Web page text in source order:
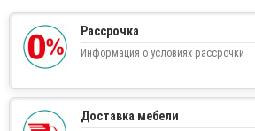
Рассрочка
Информация о условиях рассрочки
Доставка мебели